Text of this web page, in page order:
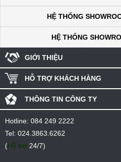
HỆ THỐNG
HỆ THỐNG
GIỚI THIỆU
HỖ TRỢ KHÁCH HÀNG
THÔNG TIN CÔNG TY
Hotline: 084 249 2222
Tel: 024.3863.6262
(Hỗ trợ 24/7)